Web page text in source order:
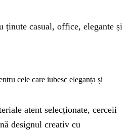
ținute casual, office, elegante și
cele care iubesc eleganța și
atent selecționate, cerceii
designul creativ cu